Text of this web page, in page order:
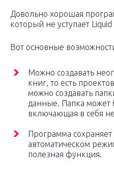
Довольно хорошая
который не уступает
Вот основные
Можно создавать
книг, то есть
можно создавать
данные. Папка может
включающая в себя
Программа
автоматическом
полезная функция.